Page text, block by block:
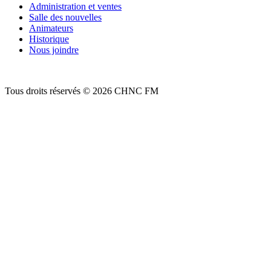
Administration et ventes
Salle des nouvelles
Animateurs
Historique
Nous joindre
Tous droits réservés © 2026 CHNC FM